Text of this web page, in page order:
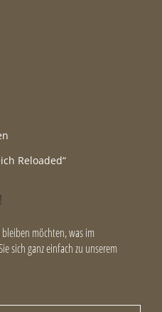
Reloaded“
möchten, was im
sich ganz einfach zu unserem